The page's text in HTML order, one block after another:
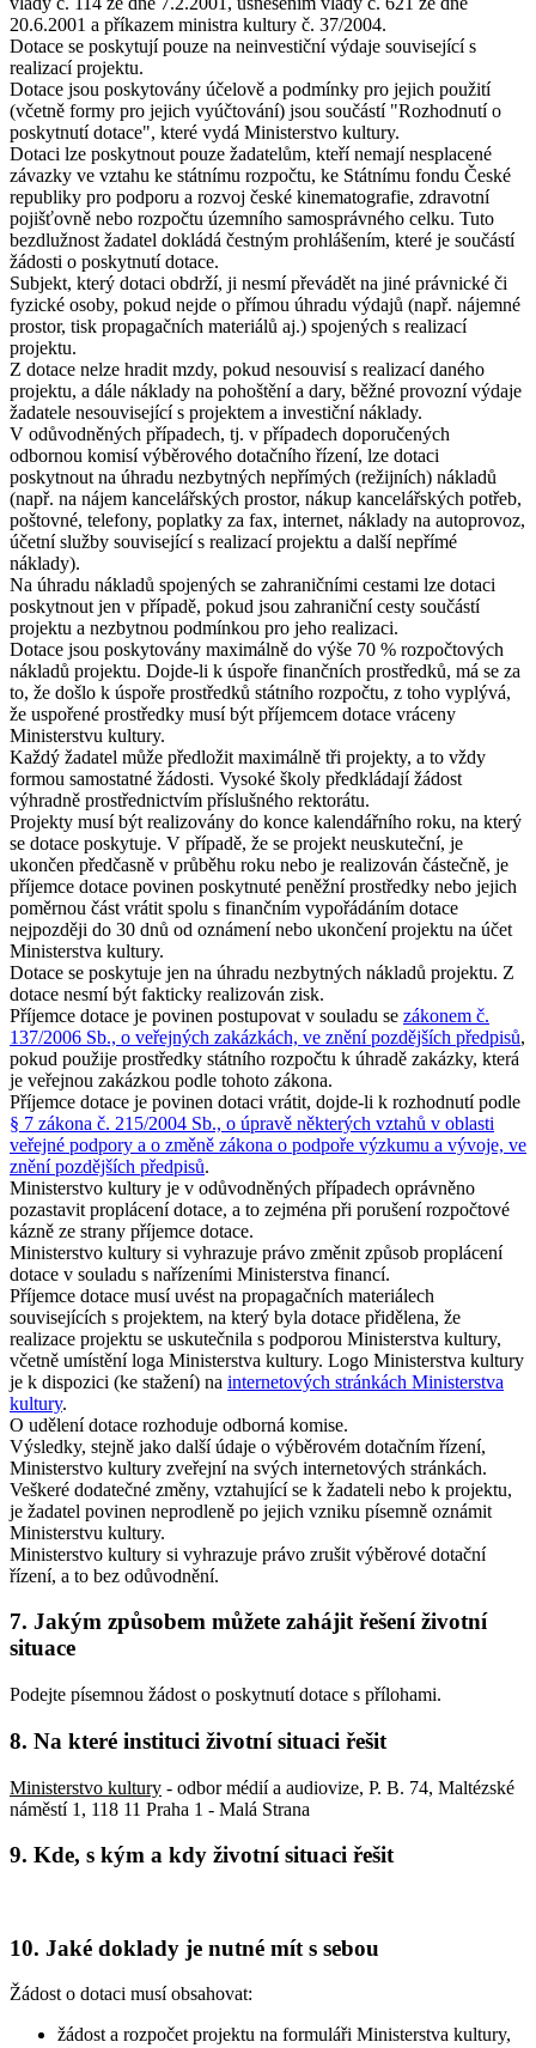
20.6.2001 a příkazem ministra kultury č. 37/2004.
Dotace se poskytují pouze na neinvestiční výdaje související s
realizací projektu.
Dotace jsou poskytovány účelově a podmínky pro jejich použití
(včetně formy pro jejich vyúčtování) jsou součástí "Rozhodnutí o
poskytnutí dotace", které vydá Ministerstvo kultury.
Dotaci lze poskytnout pouze žadatelům, kteří nemají nesplacené
závazky ve vztahu ke státnímu rozpočtu, ke Státnímu fondu České
republiky pro podporu a rozvoj české kinematografie, zdravotní
pojišťovně nebo rozpočtu územního samosprávného celku. Tuto
bezdlužnost žadatel dokládá čestným prohlášením, které je součástí
žádosti o poskytnutí dotace.
Subjekt, který dotaci obdrží, ji nesmí převádět na jiné právnické či
fyzické osoby, pokud nejde o přímou úhradu výdajů (např. nájemné
prostor, tisk propagačních materiálů aj.) spojených s realizací
projektu.
Z dotace nelze hradit mzdy, pokud nesouvisí s realizací daného
projektu, a dále náklady na pohoštění a dary, běžné provozní výdaje
žadatele nesouvisející s projektem a investiční náklady.
V odůvodněných případech, tj. v případech doporučených
odbornou komisí výběrového dotačního řízení, lze dotaci
poskytnout na úhradu nezbytných nepřímých (režijních) nákladů
(např. na nájem kancelářských prostor, nákup kancelářských potřeb,
poštovné, telefony, poplatky za fax, internet, náklady na autoprovoz,
účetní služby související s realizací projektu a další nepřímé
náklady).
Na úhradu nákladů spojených se zahraničními cestami lze dotaci
poskytnout jen v případě, pokud jsou zahraniční cesty součástí
projektu a nezbytnou podmínkou pro jeho realizaci.
Dotace jsou poskytovány maximálně do výše 70 % rozpočtových
nákladů projektu. Dojde-li k úspoře finančních prostředků, má se za
to, že došlo k úspoře prostředků státního rozpočtu, z toho vyplývá,
že uspořené prostředky musí být příjemcem dotace vráceny
Ministerstvu kultury.
Každý žadatel může předložit maximálně tři projekty, a to vždy
formou samostatné žádosti. Vysoké školy předkládají žádost
výhradně prostřednictvím příslušného rektorátu.
Projekty musí být realizovány do konce kalendářního roku, na který
se dotace poskytuje. V případě, že se projekt neuskuteční, je
ukončen předčasně v průběhu roku nebo je realizován částečně, je
příjemce dotace povinen poskytnuté peněžní prostředky nebo jejich
poměrnou část vrátit spolu s finančním vypořádáním dotace
nejpozději do 30 dnů od oznámení nebo ukončení projektu na účet
Ministerstva kultury.
Dotace se poskytuje jen na úhradu nezbytných nákladů projektu. Z
dotace nesmí být fakticky realizován zisk.
Příjemce dotace je povinen postupovat v souladu se zákonem č.
137/2006 Sb., o veřejných zakázkách, ve znění pozdějších předpisů,
pokud použije prostředky státního rozpočtu k úhradě zakázky, která
je veřejnou zakázkou podle tohoto zákona.
Příjemce dotace je povinen dotaci vrátit, dojde-li k rozhodnutí podle
§ 7 zákona č. 215/2004 Sb., o úpravě některých vztahů v oblasti
veřejné podpory a o změně zákona o podpoře výzkumu a vývoje, ve
znění pozdějších předpisů.
Ministerstvo kultury je v odůvodněných případech oprávněno
pozastavit proplácení dotace, a to zejména při porušení rozpočtové
kázně ze strany příjemce dotace.
Ministerstvo kultury si vyhrazuje právo změnit způsob proplácení
dotace v souladu s nařízeními Ministerstva financí.
Příjemce dotace musí uvést na propagačních materiálech
souvisejících s projektem, na který byla dotace přidělena, že
realizace projektu se uskutečnila s podporou Ministerstva kultury,
včetně umístění loga Ministerstva kultury. Logo Ministerstva kultury
je k dispozici (ke stažení) na internetových stránkách Ministerstva
kultury.
O udělení dotace rozhoduje odborná komise.
Výsledky, stejně jako další údaje o výběrovém dotačním řízení,
Ministerstvo kultury zveřejní na svých internetových stránkách.
Veškeré dodatečné změny, vztahující se k žadateli nebo k projektu,
je žadatel povinen neprodleně po jejich vzniku písemně oznámit
Ministerstvu kultury.
Ministerstvo kultury si vyhrazuje právo zrušit výběrové dotační
řízení, a to bez odůvodnění.
7. Jakým způsobem můžete zahájit řešení životní
situace
Podejte písemnou žádost o poskytnutí dotace s přílohami.
8. Na které instituci životní situaci řešit
Ministerstvo kultury - odbor médií a audiovize, P. B. 74, Maltézské
náměstí 1, 118 11 Praha 1 - Malá Strana
9. Kde, s kým a kdy životní situaci řešit
10. Jaké doklady je nutné mít s sebou
Žádost o dotaci musí obsahovat:
žádost a rozpočet projektu na formuláři Ministerstva kultury,